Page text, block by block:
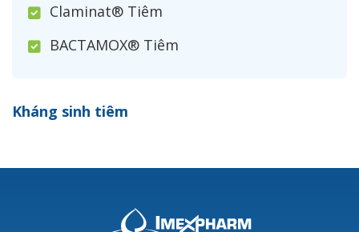
Claminat® Tiêm
BACTAMOX® Tiêm
Ceftizoxim®
Kháng sinh tiêm